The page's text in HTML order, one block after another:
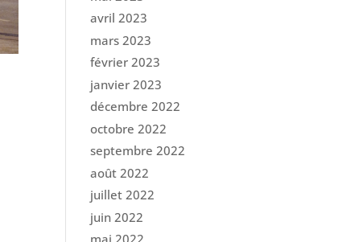
avril 2023
mars 2023
février 2023
janvier 2023
décembre 2022
octobre 2022
septembre 2022
août 2022
juillet 2022
juin 2022